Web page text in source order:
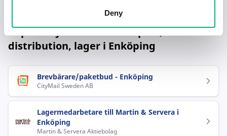
Deny
Populära jobb inom Transport,
distribution, lager i Enköping
Brevbärare/paketbud - Enköping
CityMail Sweden AB
Lagermedarbetare till Martin & Servera i
Enköping
Martin & Servera Aktiebolag